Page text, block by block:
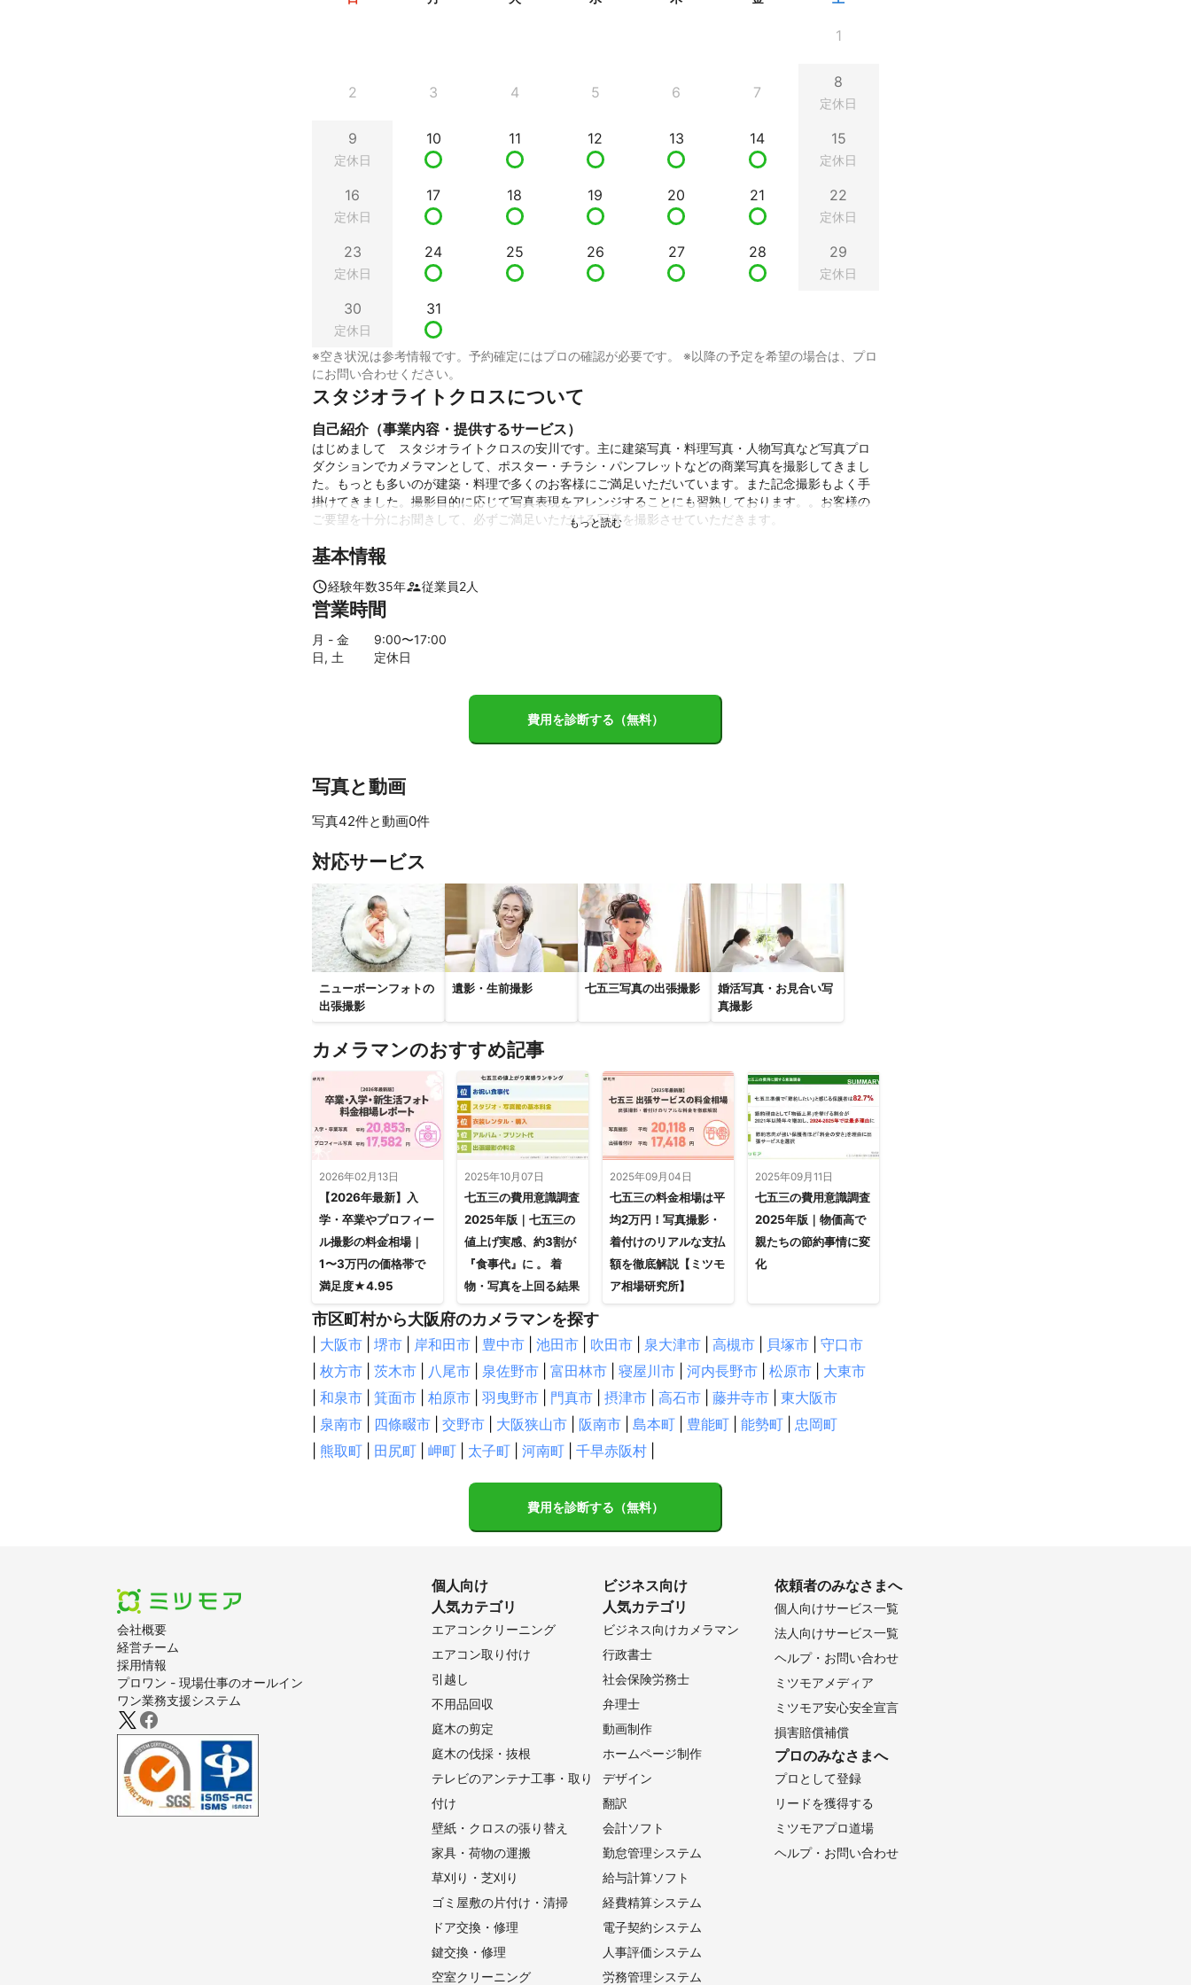
1
2 3 4 5 6 7
8
定休日
9
定休日
10 11 12 13 14 15
定休日
16
定休日
17 18 19 20 21 22
定休日
23
定休日
24 25 26 27 28 29
定休日
30
定休日
31
※空き状況は参考情報です。予約確定にはプロの確認が必要です。 ※以降の予定を希望の場合は、プロ
にお問い合わせください。
スタジオライトクロスについて
自己紹介（事業内容・提供するサービス）
はじめまして　スタジオライトクロスの安川です。主に建築写真・料理写真・人物写真など写真プロ
ダクションでカメラマンとして、ポスター・チラシ・パンフレットなどの商業写真を撮影してきまし
た。もっとも多いのが建築・料理で多くのお客様にご満足いただいています。また記念撮影もよく手
掛けてきました。撮影目的に応じて写真表現をアレンジすることにも習熟しております。。お客様の
ご要望を十分にお聞きして、必ずご満足いただける写真を撮影させていただきます。
1985　日本写真協会　JPS展　入賞
1986　日本広告写真家協会　APA展　入賞
1990　日本広告写真家協会　APA展　入賞
1996　カリフォルニア州ブルックス写真大学で研修・修了
2000　上海国際写真展　入賞
アピールポイント
建築写真は大阪市内の大手中小の建設会社様や代理店・建材メーカー様との取引させていただいてお
料理写真はこれまで大阪市内のホテルメニューなどの撮影実績があり、多くのお客様にご満足いただ
供します
基本情報
経験年数35年 従業員2人
営業時間
月 - 金 9:00〜17:00
日, 土
定休日
費用を診断する（無料）
写真と動画
写真42件と動画0件
対応サービス
ニューボーンフォトの
出張撮影
遺影・生前撮影 七五三写真の出張撮影
婚活写真・お見合い写
真撮影
カメラマンのおすすめ記事
2026年02月13日
【2026年最新】入
学・卒業やプロフィー
ル撮影の料金相場｜
1〜3万円の価格帯で
満足度★4.95
2025年10月07日
七五三の費用意識調査
2025年版｜七五三の
値上げ実感、約3割が
『食事代』に 。 着
物・写真を上回る結果
2025年09月04日
七五三の料金相場は平
均2万円！写真撮影・
着付けのリアルな支払
額を徹底解説【ミツモ
ア相場研究所】
2025年09月11日
七五三の費用意識調査
2025年版｜物価高で
親たちの節約事情に変
化
市区町村から大阪府のカメラマンを探す
大阪市 堺市 岸和田市 豊中市 池田市 吹田市 泉大津市 高槻市 貝塚市
守口市
枚方市 茨木市 八尾市 泉佐野市 富田林市 寝屋川市 河内長野市 松原市
大東市
和泉市 箕面市 柏原市 羽曳野市 門真市 摂津市 高石市 藤井寺市
東大阪市
泉南市 四條畷市 交野市 大阪狭山市 阪南市 島本町 豊能町 能勢町
忠岡町
熊取町 田尻町 岬町 太子町 河南町 千早赤阪村
費用を診断する（無料）
会社概要
経営チーム
採用情報
プロワン - 現場仕事のオールイン
ワン業務支援システム
個人向け
人気カテゴリ
エアコンクリーニング
エアコン取り付け
引越し
不用品回収
庭木の剪定
庭木の伐採・抜根
テレビのアンテナ工事・取り
付け
壁紙・クロスの張り替え
家具・荷物の運搬
草刈り・芝刈り
ゴミ屋敷の片付け・清掃
ドア交換・修理
鍵交換・修理
空室クリーニング
ビジネス向け
人気カテゴリ
ビジネス向けカメラマン
行政書士
社会保険労務士
弁理士
動画制作
ホームページ制作
デザイン
翻訳
会計ソフト
勤怠管理システム
給与計算ソフト
経費精算システム
電子契約システム
人事評価システム
労務管理システム
依頼者のみなさまへ
個人向けサービス一覧
法人向けサービス一覧
ヘルプ・お問い合わせ
ミツモアメディア
ミツモア安心安全宣言
損害賠償補償
プロのみなさまへ
プロとして登録
リードを獲得する
ミツモアプロ道場
ヘルプ・お問い合わせ